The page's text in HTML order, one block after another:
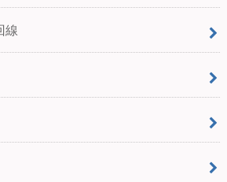
線